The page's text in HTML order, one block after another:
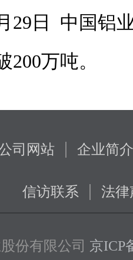
29日 中国铝
万吨。
司网站 | 企业简介
信访联系 | 法律
份有限公司 京ICP